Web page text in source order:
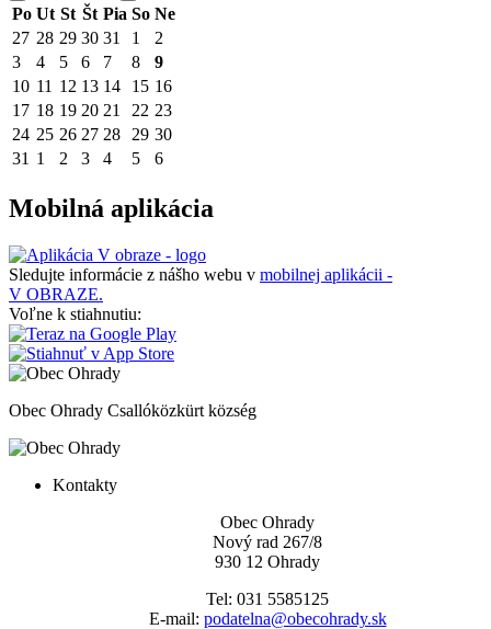
Po Ut St Št Pia So Ne
27 28 29 30 31 1
2
3
4 5 6 7 8
9
10 11 12 13 14 15 16
17 18 19 20 21 22 23
24 25 26 27 28 29 30
31 1 2 3 4 5 6
Mobilná aplikácia
Sledujte informácie z nášho webu v mobilnej aplikácii -
V OBRAZE.
Voľne k stiahnutiu:
Obec Ohrady Csallóközkürt község
Kontakty
Obec Ohrady
Nový rad 267/8
930 12 Ohrady
Tel: 031 5585125
E-mail: podatelna@obecohrady.sk